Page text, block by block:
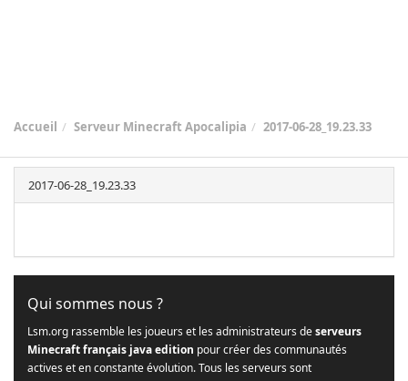
Accueil Serveur Minecraft Apocalipia 2017-06-28_19.23.33
2017-06-28_19.23.33
Qui sommes nous ?
Lsm.org rassemble les joueurs et les administrateurs deserveurs
Minecraft français java edition pour créer des communautés
actives et en constante évolution. Tous les serveurs sont